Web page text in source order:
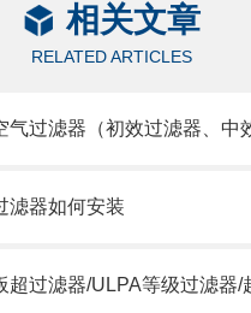
相关文章
RELATED ARTICLES
滤器如何安装